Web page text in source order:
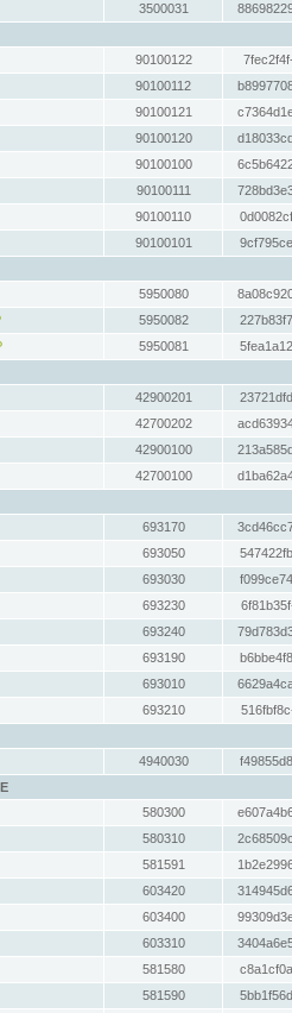
3500031
90100122
90100112
90100121
90100120
90100100
90100111
90100110
90100101
5950080
5950082
5950081
42900201
42700202
42900100
42700100
693170
693050
693030
693230
693240
693190
693010
693210
4940030
580300
580310
581591
603420
603400
603310
581580
581590